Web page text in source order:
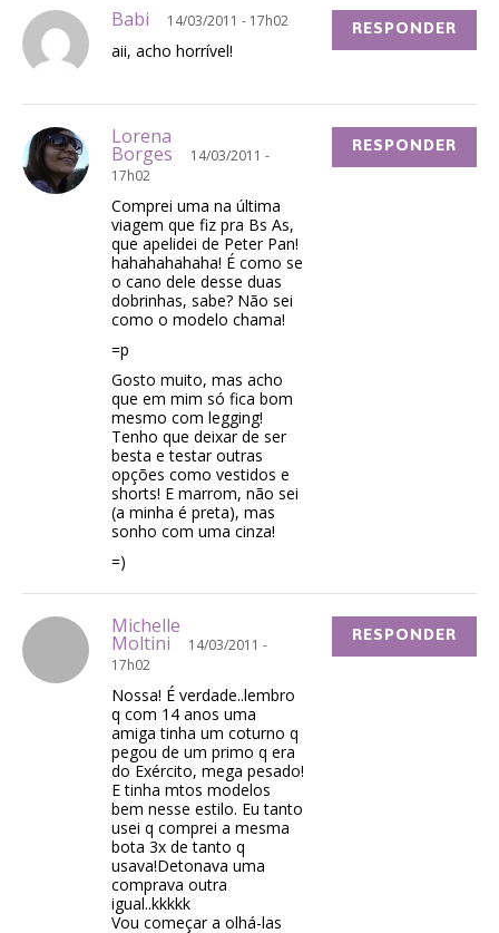
Babi 14/03/2011 - 17h02
aii, acho horrível!
RESPONDER
Lorena
Borges
14/03/2011 -
17h02
Comprei uma na última
viagem que fiz pra Bs As,
que apelidei de Peter Pan!
hahahahahaha! É como se
o cano dele desse duas
dobrinhas, sabe? Não sei
como o modelo chama!
=p
Gosto muito, mas acho
que em mim só fica bom
mesmo com legging!
Tenho que deixar de ser
besta e testar outras
opções como vestidos e
shorts! E marrom, não sei
(a minha é preta), mas
sonho com uma cinza!
=)
RESPONDER
Michelle
Moltini
14/03/2011 -
17h02
Nossa! É verdade..lembro
q com 14 anos uma
amiga tinha um coturno q
pegou de um primo q era
do Exército, mega pesado!
E tinha mtos modelos
bem nesse estilo. Eu tanto
usei q comprei a mesma
bota 3x de tanto q
usava!Detonava uma
comprava outra
igual..kkkkk
Vou começar a olhá-las
RESPONDER